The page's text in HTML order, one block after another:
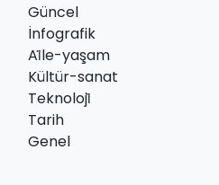
Güncel
İnfografik
Ai̇le-yaşam
Kültür-sanat
Teknoloji̇
Tarih
Genel